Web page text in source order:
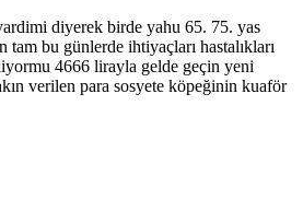
diyerek birde yahu 65. 75. yas
tam bu günlerde ihtiyaçları hastalıkları
4666 lirayla gelde geçin yeni
verilen para sosyete köpeğinin kuaför